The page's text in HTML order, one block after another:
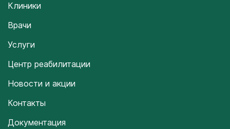
Клиники
Врачи
Услуги
Центр реабилитации
Новости и акции
Контакты
Документация